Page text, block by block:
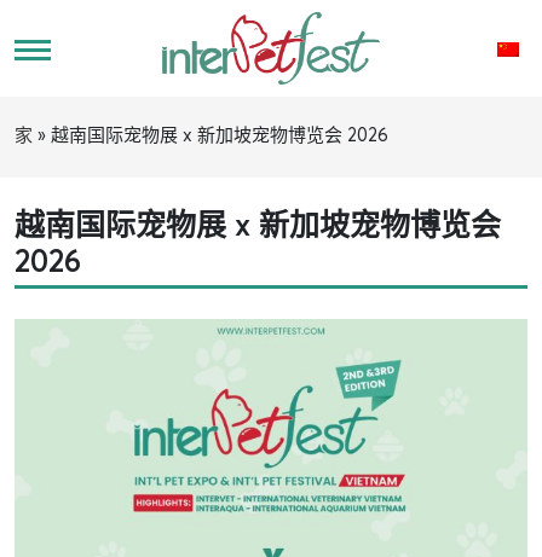
家 » 越南国际宠物展 x 新加坡宠物博览会 2026
越南国际宠物展 x 新加坡宠物博览会
2026